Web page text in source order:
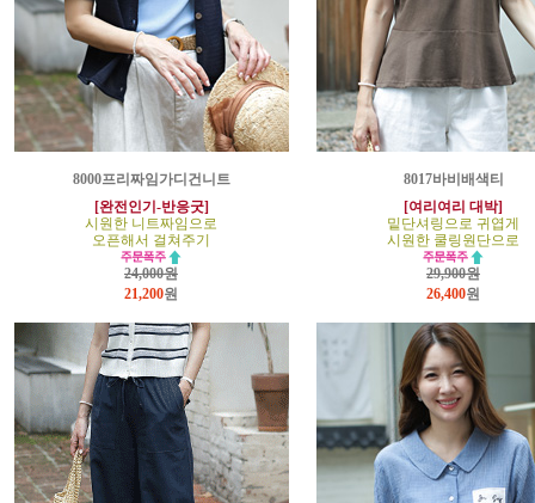
8000프리짜임가디건니트
[완전인기-반응굿]
시원한 니트짜임으로
오픈해서 걸쳐주기
24,000원
21,200원
8017바비배색티
[여리여리 대박]
밑단셔링으로 귀엽게
시원한 쿨링원단으로
29,900원
26,400원